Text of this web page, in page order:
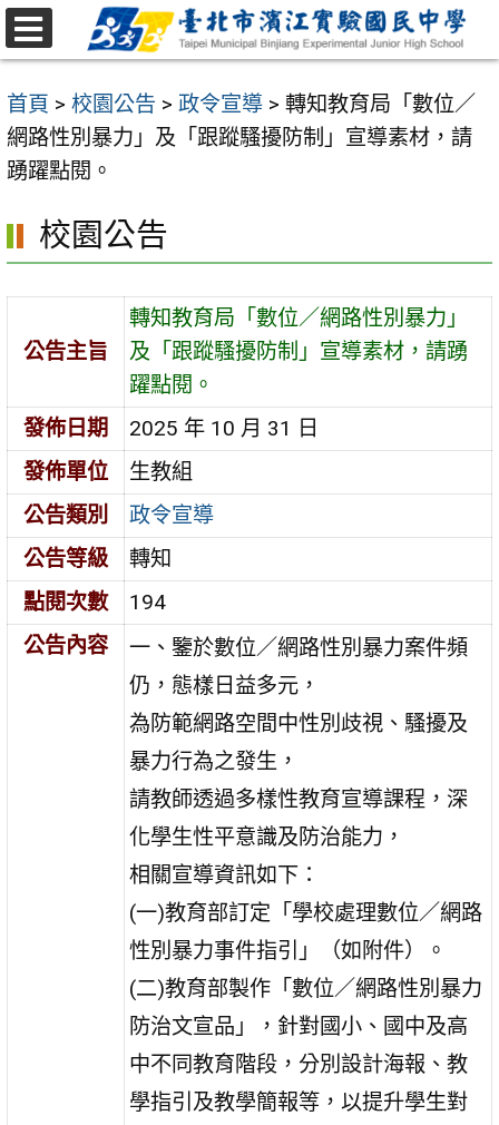
跳
至
要
內
容
首頁 > 校園公告 > 政令宣導 > 轉知教育局「數位／
網路性別暴力」及「跟蹤騷擾防制」宣導素材，請
踴躍點閱。
校園公告
公告主旨
轉知教育局「數位／網路性別暴力」
及「跟蹤騷擾防制」宣導素材，請踴
躍點閱。
發佈日期
2025 年 10 月 31 日
發佈單位
生教組
公告類別
政令宣導
公告等級
轉知
點閱次數
194
公告內容
一、鑒於數位／網路性別暴力案件頻
仍，態樣日益多元，
為防範網路空間中性別歧視、騷擾及
暴力行為之發生，
請教師透過多樣性教育宣導課程，深
化學生性平意識及防治能力，
相關宣導資訊如下：
(一)教育部訂定「學校處理數位／網路
性別暴力事件指引」（如附件）。
(二)教育部製作「數位／網路性別暴力
防治文宣品」，針對國小、國中及高
中不同教育階段，分別設計海報、教
學指引及教學簡報等，以提升學生對
選
單